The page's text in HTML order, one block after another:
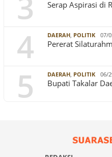
Serap Aspirasi di
4 DAERAH, POLITIK 07/
Pererat
5 DAERAH, POLITIK 06/
Bupati Takalar